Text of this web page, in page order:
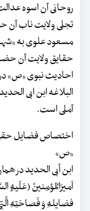
روحانی آن اسوه
تجلی ولایت ناب
مسعود علوی به «شهر
حقایق ولایت آن
احادیث نبوی «ص»
البلاغه ابن ابی
آملی است.
اختصاص فضایل
«ص»
اَمیرَالمُؤمِنینْ (عَلَیهٍِ
فضایلهِ وَ فَصاحَتِهِ